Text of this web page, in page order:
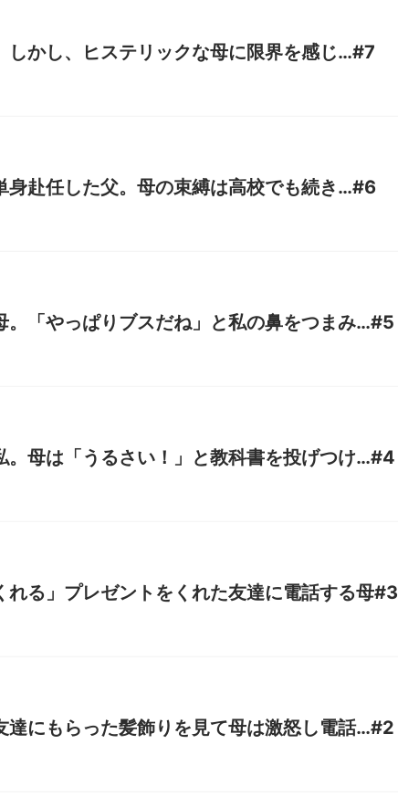
しかし、ヒステリックな母に限界を感じ…#7
身赴任した父。母の束縛は高校でも続き…#6
。「やっぱりブスだね」と私の鼻をつまみ…#5
。母は「うるさい！」と教科書を投げつけ…#4
れる」プレゼントをくれた友達に電話する母#3
達にもらった髪飾りを見て母は激怒し電話…#2